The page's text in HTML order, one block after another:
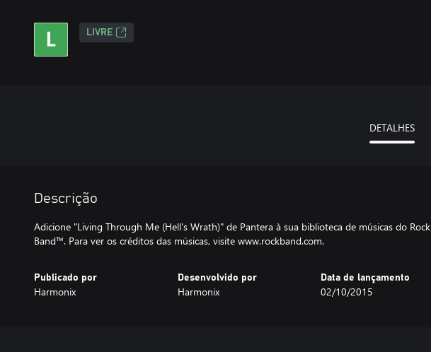
LIVRE
DETALHES
Descrição
Adicione "Living Through Me (Hell's Wrath)" de Pantera à sua biblioteca de músicas do Rock
Band™. Para ver os créditos das músicas, visite www.rockband.com.
Publicado por
Harmonix
Desenvolvido por
Harmonix
Data de lançamento
02/10/2015